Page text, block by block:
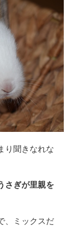
り聞きなれな
さぎが里親を
、ミックスだ